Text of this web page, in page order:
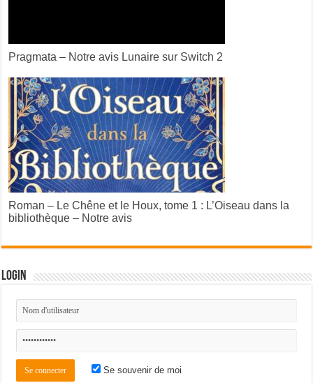
Pragmata – Notre avis Lunaire sur Switch 2
Roman – Le Chêne et le Houx, tome 1 : L’Oiseau dans la
bibliothèque – Notre avis
Login
Se souvenir de moi